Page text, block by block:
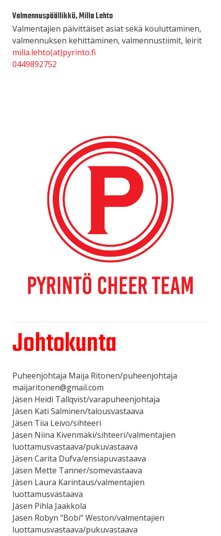
Valmennuspäällikkö, Milla Lehto
Valmentajien päivittäiset asiat sekä kouluttaminen,
valmennuksen kehittäminen, valmennustiimit, leirit
milla.lehto(at)pyrinto.fi
0449892752
Johtokunta
Puheenjohtaja Maija Ritonen/puheenjohtaja
maijaritonen@gmail.com
Jäsen Heidi Tallqvist/varapuheenjohtaja
Jäsen Kati Salminen/talousvastaava
Jäsen Tiia Leivo/sihteeri
Jäsen Niina Kivenmäki/sihteeri/valmentajien
luottamusvastaava/pukuvastaava
Jäsen Carita Dufva/ensiapuvastaava
Jäsen Mette Tanner/somevastaava
Jäsen Laura Karintaus/valmentajien
luottamusvastaava
Jäsen Pihla Jaakkola
Jäsen Robyn ”Bobi” Weston/valmentajien
luottamusvastaava/pukuvastaava